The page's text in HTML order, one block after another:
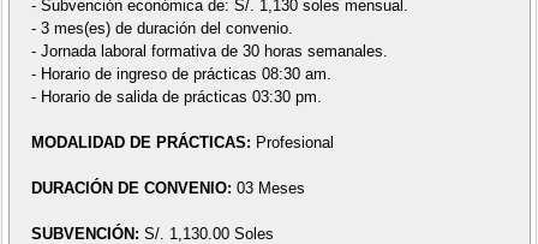
- Subvención económica de: S/. 1,130 soles mensual.
- 3 mes(es) de duración del convenio.
- Jornada laboral formativa de 30 horas semanales.
- Horario de ingreso de prácticas 08:30 am.
- Horario de salida de prácticas 03:30 pm.
MODALIDAD DE PRÁCTICAS: Profesional
DURACIÓN DE CONVENIO: 03 Meses
SUBVENCIÓN: S/. 1,130.00 Soles